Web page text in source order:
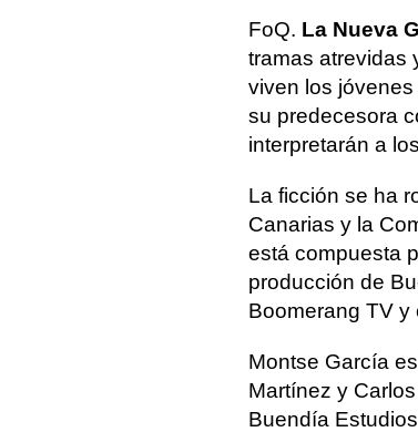
FoQ. La Nueva
tramas atrevidas
viven los
su predecesora
interpretarán a
La ficción se ha
Canarias y la
está compuesta
producción de
Boomerang TV y
Montse García
Martínez y
Buendía